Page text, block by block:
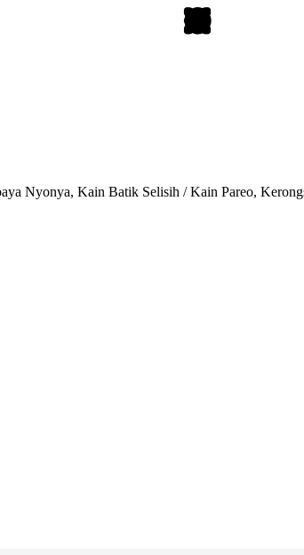
Nyonya, Kain Batik Selisih / Kain Pareo,